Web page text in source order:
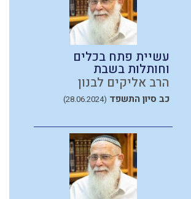
עשיית פתח בכלים
וחותלות בשבת
הרב אליקים לבנון
כב סיון התשפד (28.06.2024)